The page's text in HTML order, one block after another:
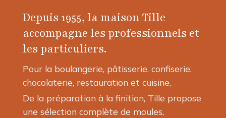
être
sur
la
page
du
produit
être
choisies
page
du
produit
Depuis 1955, la maison Tille
accompagne les professionnels et
les particuliers.
Pour la boulangerie, pâtisserie, confiserie,
chocolaterie, restauration et cuisine,
De la préparation à la finition, Tille propose
une sélection complète de moules,